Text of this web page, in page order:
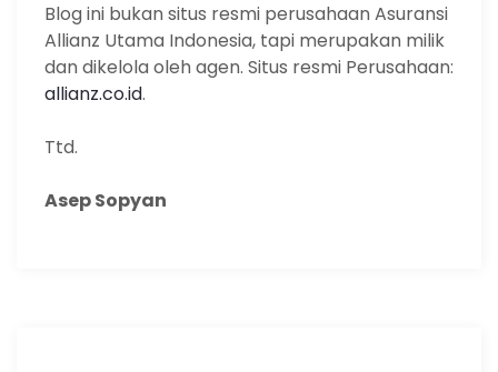
Blog ini bukan situs resmi perusahaan Asuransi
Allianz Utama Indonesia, tapi merupakan milik
dan dikelola oleh agen. Situs resmi Perusahaan:
allianz.co.id.
Ttd.
Asep Sopyan